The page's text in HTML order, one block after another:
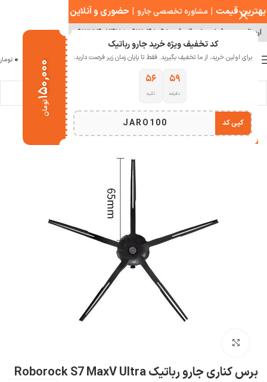
کد تخفیف ویژه خرید جارو رباتیک
برای اولین خرید، از ما تخفیف بگیرید. فقط تا پایان زمان زیر فرصت دارید:
۵۹
دقیقه
۵۶
ثانیه
JARO100 کپی کد
۱۵۰,۰۰۰
تومان
منو 0
خانه
-25%
برس کناری جارو رباتیک Roborock S7 MaxV Ultra
بهترین قیمت | مشاوره تخصصی جارو | حضوری و آنلاین
ارسال سریع ( با هماهنگی ) ۰۹۱۲۰۴۸۰۹۸۰ | ۰۹۱۲۱۵۴۰۲۴۷